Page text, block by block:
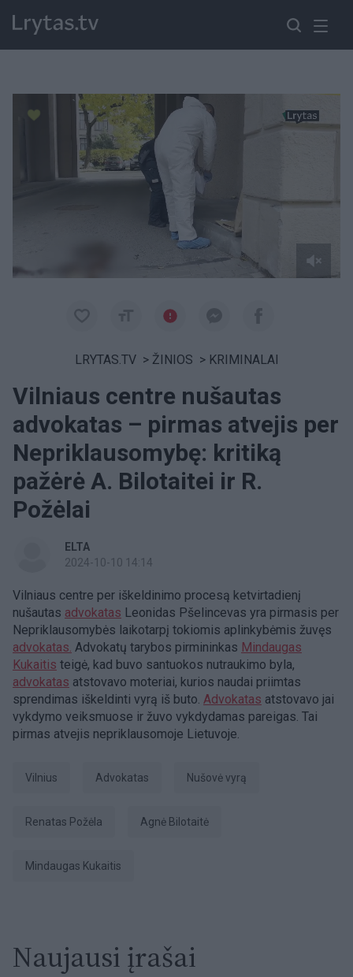
Paremkite Ukrainą
LRYTAS.TV > ŽINIOS > KRIMINALAI
Vilniaus centre nušautas
advokatas – pirmas atvejis per
Nepriklausomybę: kritiką
pažėrė A. Bilotaitei ir R.
Požėlai
ELTA
2024-10-10 14:14
Vilniaus centre per iškeldinimo procesą ketvirtadienį
nušautas advokatas Leonidas Pšelincevas yra pirmasis per
Nepriklausomybės laikotarpį tokiomis aplinkybėmis žuvęs
advokatas. Advokatų tarybos pirmininkas Mindaugas
Kukaitis teigė, kad buvo santuokos nutraukimo byla,
advokatas atstovavo moteriai, kurios naudai priimtas
sprendimas iškeldinti vyrą iš buto. Advokatas atstovavo jai
vykdymo veiksmuose ir žuvo vykdydamas pareigas. Tai
pirmas atvejis nepriklausomoje Lietuvoje.
Vilnius advokatas nušovė vyrą
Renatas Požėla Agnė Bilotaitė
Mindaugas Kukaitis
Naujausi įrašai